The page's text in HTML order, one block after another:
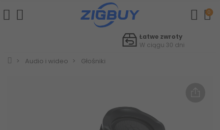
0
Łatwe zwroty
W ciągu 30 dni
Audio i wideo Głośniki